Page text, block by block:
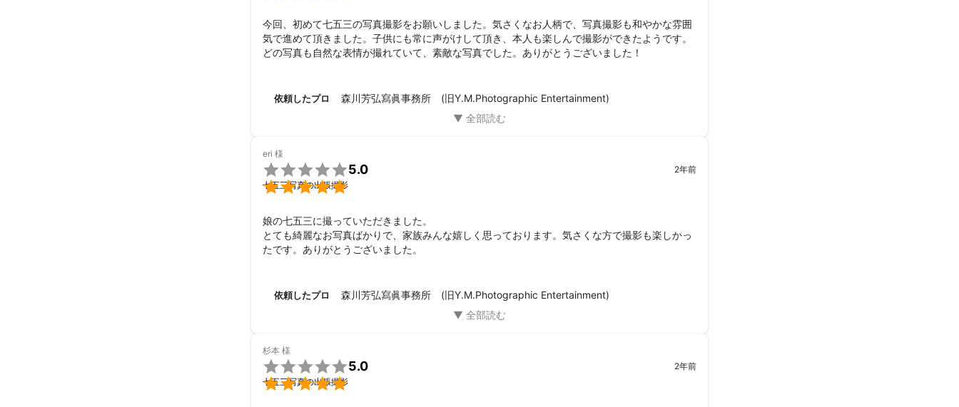
今回、初めて七五三の写真撮影をお願いしました。気さくなお人柄で、写真撮影も和やかな雰囲
気で進めて頂きました。子供にも常に声がけして頂き、本人も楽しんで撮影ができたようです。
どの写真も自然な表情が撮れていて、素敵な写真でした。ありがとうございました！
依頼したプロ 森川芳弘寫眞事務所 (旧Y.M.Photographic Entertainment)
eri 様


5.0
七五三写真の出張撮影
2年前
娘の七五三に撮っていただきました。
とても綺麗なお写真ばかりで、家族みんな嬉しく思っております。気さくな方で撮影も楽しかっ
たです。ありがとうございました。
依頼したプロ 森川芳弘寫眞事務所 (旧Y.M.Photographic Entertainment)
杉本 様


5.0
七五三写真の出張撮影
2年前